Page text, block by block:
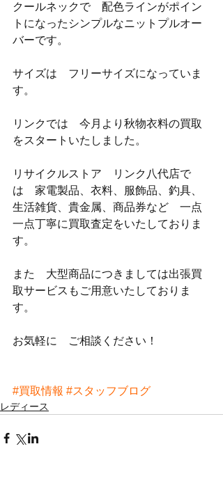
クールネックで　配色ラインがポイン
トになったシンプルなニットプルオー
バーです。
サイズは　フリーサイズになっていま
す。
リンクでは　今月より秋物衣料の買取
をスタートいたしました。
リサイクルストア　リンク八代店で
は　家電製品、衣料、服飾品、釣具、
生活雑貨、貴金属、商品券など　一点
一点丁寧に買取査定をいたしておりま
す。
また　大型商品につきましては出張買
取サービスもご用意いたしておりま
す。
お気軽に　ご相談ください！
#買取情報 #スタッフブログ
レディース